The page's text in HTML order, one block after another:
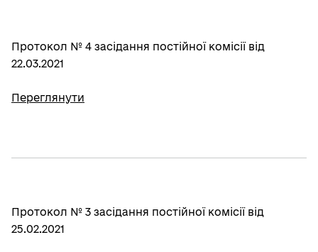
Протокол № 4 засідання постійної комісії від
22.03.2021
Переглянути
Протокол № 3 засідання постійної комісії від
25.02.2021